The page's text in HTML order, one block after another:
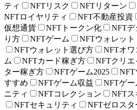
ティ
NFTリスク NFTリターン
NFTロイヤリティ
NFT不動産投資
仮想通貨
NFTトークン化 NFTデ
り方
NFTゲーム NFTウォレット
NFTウォレット選び方
NFTオワ
ム
NFTカード稼ぎ方 NFTクリエ
ター稼ぎ方
NFTゲーム2025 NFT
すすめ
NFTゲーム収益 NFTゲ
ニティ
NFTコレクション NFTス
NFTセキュリティ
NFTゼロスタ